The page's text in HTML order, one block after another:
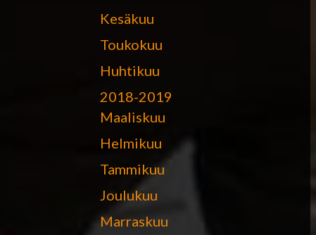
Kesäkuu
Toukokuu
Huhtikuu
2018-2019
Maaliskuu
Helmikuu
Tammikuu
Joulukuu
Marraskuu